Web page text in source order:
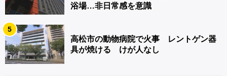
浴場…非日常感を意識
5
高松市の動物病院で火事 レントゲン器
具が焼ける けが人なし